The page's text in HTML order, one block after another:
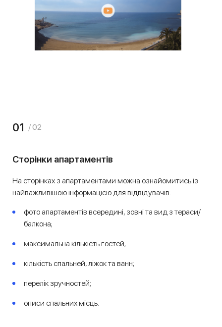
01 / 02
Сторінки апартаментів
На сторінках з апартаментами можна ознайомитись із
найважливішою інформацією для відвідувачів:
фото апартаментів всередині, зовні та вид з тераси/
балкона;
максимальна кількість гостей;
кількість спальней, ліжок та ванн;
перелік зручностей;
описи спальних місць.